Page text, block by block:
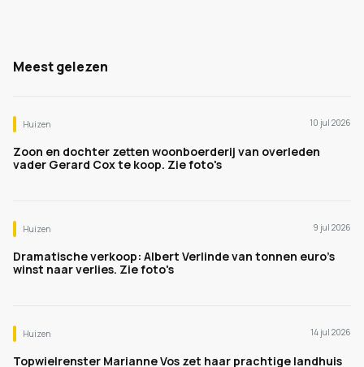
Meest gelezen
Huizen 10 jul 2026
Zoon en dochter zetten woonboerderij van overleden
vader Gerard Cox te koop. Zie foto's
Huizen 9 jul 2026
Dramatische verkoop: Albert Verlinde van tonnen euro's
winst naar verlies. Zie foto's
Huizen 14 jul 2026
Topwielrenster Marianne Vos zet haar prachtige landhuis